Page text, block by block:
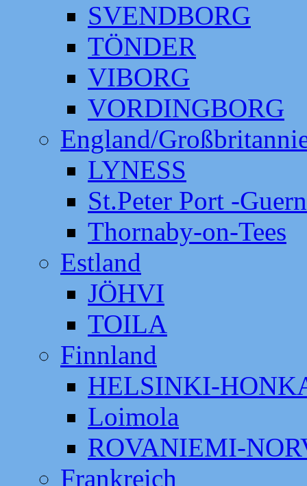
SVENDBORG
TÖNDER
VIBORG
VORDINGBORG
England/
LYNESS
St.Peter Port -
Thornaby-on-Tees
Estland
JÖHVI
TOILA
Finnland
HELSINKI-
Loimola
ROVANIEMI-
Frankreich